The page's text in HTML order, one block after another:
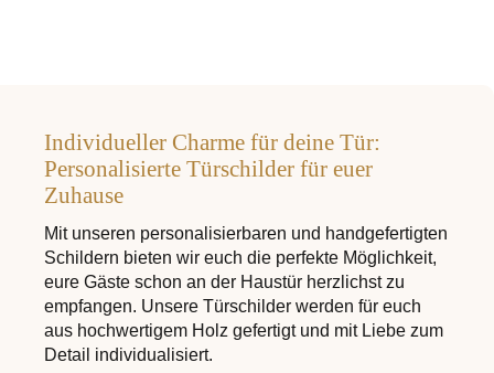
Individueller Charme für deine Tür:
Personalisierte Türschilder für euer
Zuhause
Mit unseren personalisierbaren und handgefertigten
Schildern bieten wir euch die perfekte Möglichkeit,
eure Gäste schon an der Haustür herzlichst zu
empfangen. Unsere Türschilder werden für euch
aus hochwertigem Holz gefertigt und mit Liebe zum
Detail individualisiert.